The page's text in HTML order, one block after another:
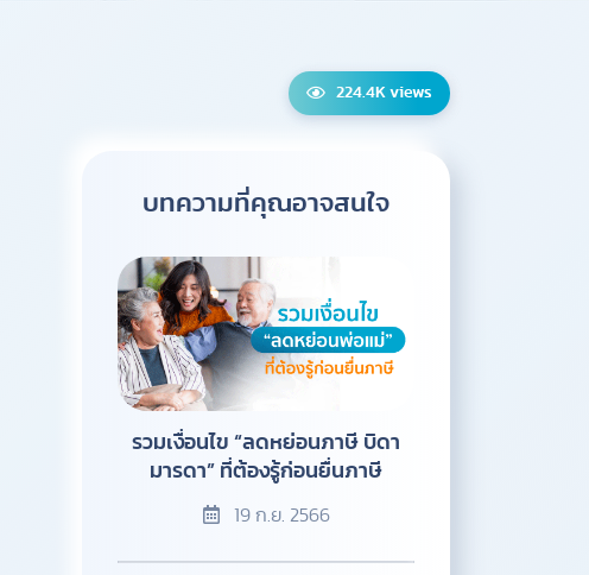
224.4K views
บทความที่คุณอาจสนใจ
รวมเงื่อนไข “ลดหย่อนภาษี บิดา
มารดา” ที่ต้องรู้ก่อนยื่นภาษี
19 ก.ย. 2566